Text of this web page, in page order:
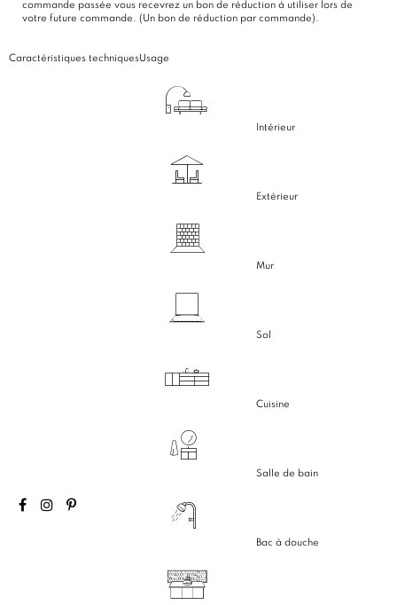
commande passée vous recevrez un bon de réduction à utiliser lors de
votre future commande. (Un bon de réduction par commande).
Caractéristiques techniquesUsage
Intérieur
Extérieur
Mur
Sol
Cuisine
Salle de bain
Bac à douche